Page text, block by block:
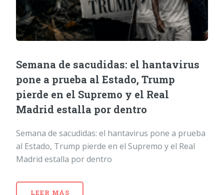
Semana de sacudidas: el hantavirus
pone a prueba al Estado, Trump
pierde en el Supremo y el Real
Madrid estalla por dentro
Semana de sacudidas: el hantavirus pone a prueba
al Estado, Trump pierde en el Supremo y el Real
Madrid estalla por dentro
LEER MÁS